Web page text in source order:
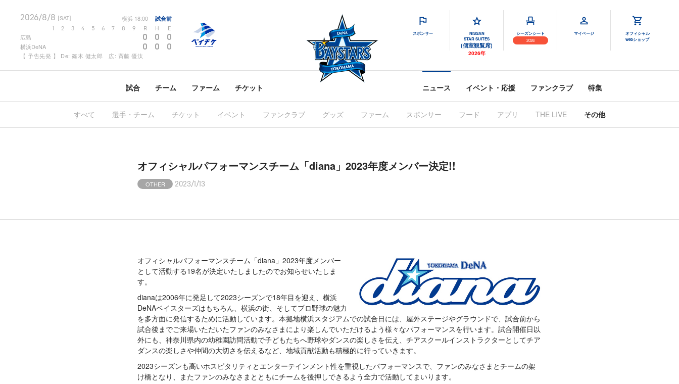
2026/8/8 [SAT] 横浜 18:00 試合前
2 3 4 5 6 7 8 9 R H E
広島 0 0 0
横浜DeNA 0 0 0
【 予告先発 】 De: 篠木 健太郎 広: 斉藤 優汰
スポンサー
NISSAN
STAR SUITES
(個室観覧席)
2026年
シーズンシート
2026
マイページ
オフィシャル
webショップ
試合 チーム ファーム チケット ニュース イベント・応援 ファンクラブ 特集
すべて 選手・チーム チケット イベント ファンクラブ グッズ ファーム スポンサー フード アプリ THE LIVE その他
オフィシャルパフォーマンスチーム「diana」2023年度メンバー決定!!
OTHER 2023/1/13
オフィシャルパフォーマンスチーム「diana」2023年度メンバー
として活動する19名が決定いたしましたのでお知らせいたしま
す。
dianaは2006年に発足して2023シーズンで18年目を迎え、横浜
DeNAベイスターズはもちろん、横浜の街、そしてプロ野球の魅力
を多方面に発信するために活動しています。本拠地横浜スタジアムでの試合日には、屋外ステージやグラウンドで、試合前から
試合後までご来場いただいたファンのみなさまにより楽しんでいただけるよう様々なパフォーマンスを行います。試合開催日以
外にも、神奈川県内の幼稚園訪問活動で子どもたちへ野球やダンスの楽しさを伝え、チアスクールインストラクターとしてチア
ダンスの楽しさや仲間の大切さを伝えるなど、地域貢献活動も積極的に行っていきます。
2023シーズンも高いホスピタリティとエンターテインメント性を重視したパフォーマンスで、ファンのみなさまとチームの架
け橋となり、またファンのみなさまとともにチームを後押しできるよう全力で活動してまいります。